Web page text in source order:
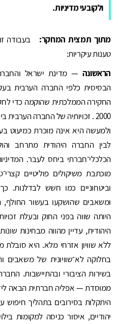
ולקובעי מדיניות.
מתוך תמצית המחקר:
בעבודה
טענות עיקריות:
הראשונה — מדינת ישראל
הבסיסית כלפי החברה הערבית
החקירה הממלכתית שהוקמה כדי
2000 . זכויותיה של החברה
ולמעשה היא אינה מוכרת כמיעוט
לבין החברה היהודית מתרחב
הכלכלי־חברתי ביחס לעבר.
מוכתבת משיקולים פוליטיים
וביטחוניים כמו חשש לבדלנות.
ומשאבים שהושקעו בעשור
היותה שווה בפני החוק ובעלת
היהודית, עדיין מהווה מבחינות
ללא שוויון אזרחי מלא. היא סובלת
בחלוקה לא־שוויונית של משאבים
בשירות הציבורי ובהתיישבות.
ממוסדת — אפליה חברתית הבאה לידי
היתקלות בסירובים בתהליך חיפוש
יהודיים, איסור כניסה למקומות